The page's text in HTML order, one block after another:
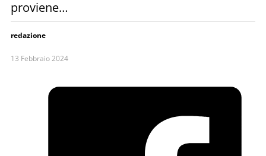
proviene…
redazione
13 Febbraio 2024